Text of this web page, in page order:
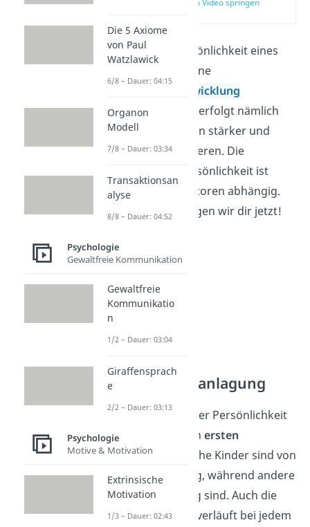
Die individuelle Persönlichkeit eines
Menschen ist auf seine
Persönlichkeitsentwicklung
zurückzuführen. Sie erfolgt nämlich
bei einigen Menschen stärker und
schneller als bei anderen. Die
Entwicklung der Persönlichkeit ist
dabei von vielen Faktoren abhängig.
Welche das sind, zeigen wir dir jetzt!
Genetische Veranlagung
Die Herausbildung der Persönlichkeit
beginnt schon in den ersten
Lebensjahren
: Manche Kinder sind von
Geburt an eher ruhig, während andere
ständig in Bewegung sind. Auch die
Sprachentwicklung
verläuft bei jedem
Die 5 Axiome
von Paul
Watzlawick
6/8 – Dauer: 04:15
Organon
Modell
7/8 – Dauer: 03:34
Transaktionsan
alyse
8/8 – Dauer: 04:52
Psychologie
Gewaltfreie Kommunikation
Gewaltfreie
Kommunikatio
n
1/2 – Dauer: 03:04
Giraffensprach
e
2/2 – Dauer: 03:13
Psychologie
Motive & Motivation
Extrinsische
Motivation
1/3 – Dauer: 02:43